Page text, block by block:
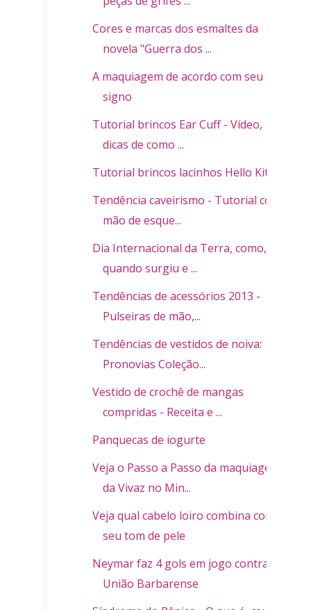
Cores e marcas dos esmaltes da
novela "Guerra dos ...
A maquiagem de acordo com seu
signo
Tutorial brincos Ear Cuff - Vídeo,
dicas de como ...
Tutorial brincos lacinhos Hello Kitty
Tendência caveirismo - Tutorial colar
mão de esque...
Dia Internacional da Terra, como,
quando surgiu e ...
Tendências de acessórios 2013 -
Pulseiras de mão,...
Tendências de vestidos de noiva:
Pronovias Coleção...
Vestido de crochê de mangas
compridas - Receita e ...
Panquecas de iogurte
Veja o Passo a Passo da maquiagem
da Vivaz no Min...
Veja qual cabelo loiro combina com
seu tom de pele
Neymar faz 4 gols em jogo contra
União Barbarense